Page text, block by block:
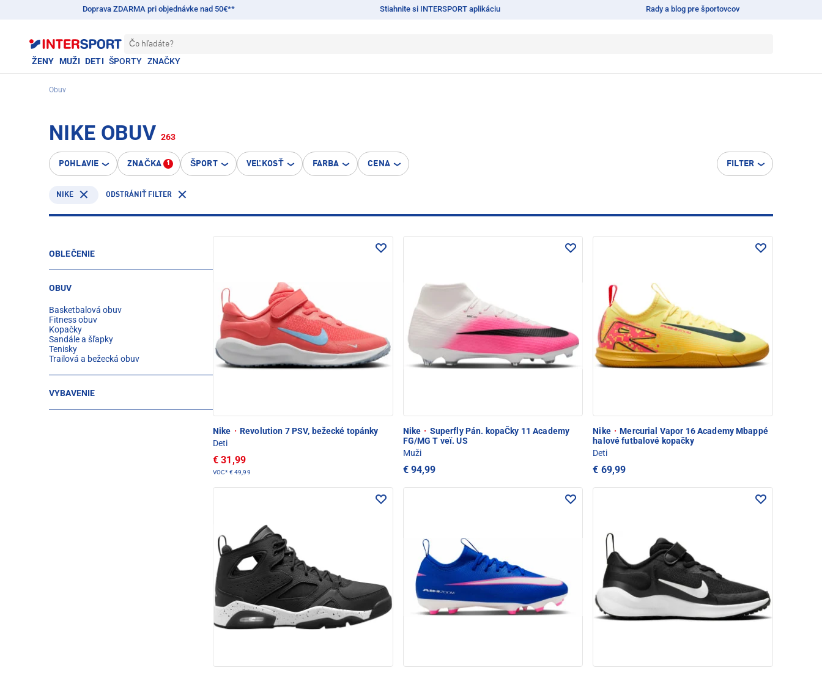
Doprava ZDARMA pri objednávke nad 50€** Stiahnite si INTERSPORT aplikáciu Rady a blog pre športovcov
Čo hľadáte?
ŽENY MUŽI DETI ŠPORTY ZNAČKY
Obuv
NIKE OBUV 263
POHLAVIE ZNAČKA 1 ŠPORT VEĽKOSŤ FARBA CENA FILTER
NIKE ODSTRÁNIŤ FILTER
OBLEČENIE
OBUV
Basketbalová obuv
Fitness obuv
Kopačky
Sandále a šľapky
Tenisky
Trailová a bežecká obuv
VYBAVENIE
Nike · Revolution 7 PSV, bežecké topánky
Deti
€ 31,99
VOC* € 49,99
Nike · Superfly Pán. kopaČky 11 Academy
FG/MG T veï. US
Muži
€ 94,99
Nike · Mercurial Vapor 16 Academy Mbappé
halové futbalové kopačky
Deti
€ 69,99